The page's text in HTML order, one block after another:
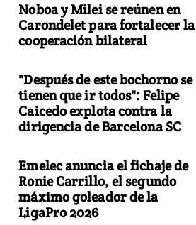
Noboa y Milei se reúnen en
Carondelet para fortalecer la
cooperación bilateral
"Después de este bochorno se
tienen que ir todos": Felipe
Caicedo explota contra la
dirigencia de Barcelona SC
Emelec anuncia el fichaje de
Ronie Carrillo, el segundo
máximo goleador de la
LigaPro 2026